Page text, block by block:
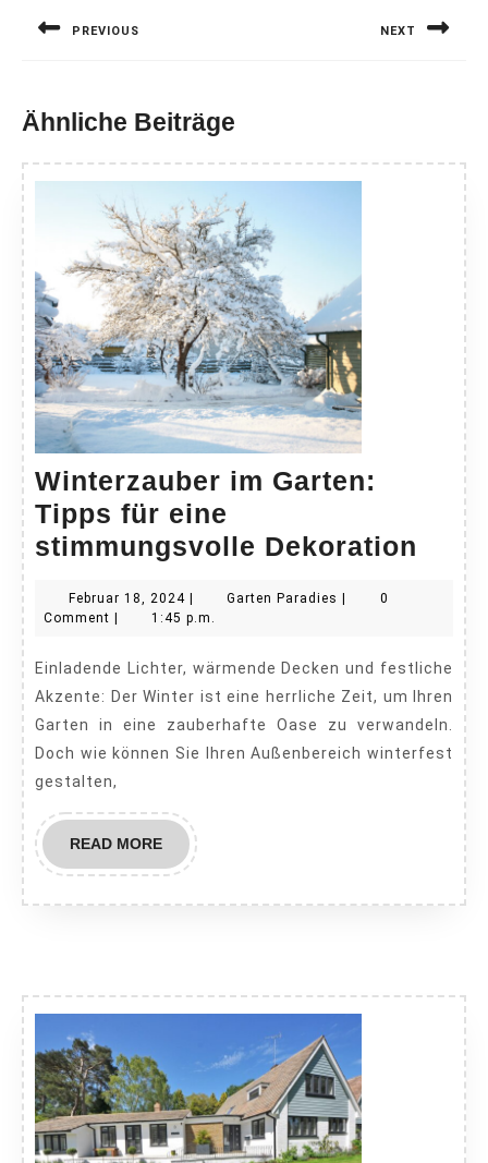
PREVIOUS NEXT
Ähnliche Beiträge
Winterzauber im Garten:
Tipps für eine
stimmungsvolle Dekoration
für
eine
Februar 18, 2024Februar
18,
Garten Paradies Garten0
Comment
1:45 p.m.
Einladende Lichter, wärmende Decken und festliche
Akzente: Der Winter ist eine herrliche Zeit, um Ihren
Garten in eine zauberhafte Oase zu verwandeln.
Doch wie können Sie Ihren Außenbereich winterfest
gestalten,
READ MOREREAD
MORE